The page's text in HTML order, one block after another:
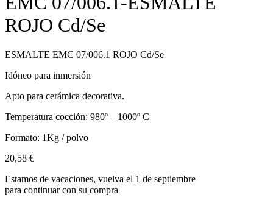
ROJO Cd/Se
ESMALTE EMC 07/006.1 ROJO Cd/Se
Idóneo para inmersión
Apto para cerámica decorativa.
Temperatura cocción: 980º – 1000º C
Formato: 1Kg / polvo
20,58 €
Estamos de vacaciones, vuelva el 1 de septiembre
para continuar con su compra